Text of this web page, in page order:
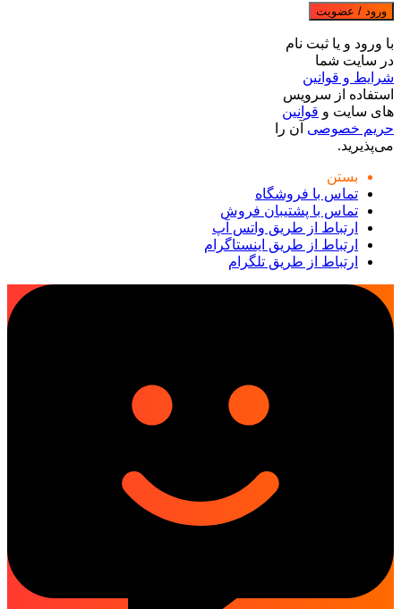
ورود / عضویت
با ورود و یا ثبت نام
در سایت شما
شرایط و قوانین
استفاده از سرویس
های سایت و قوانین
حریم خصوصی آن را
می‌پذیرید.
بستن
تماس با فروشگاه
تماس با پشتیبان فروش
ارتباط از طریق واتس آپ
ارتباط از طریق اینستاگرام
ارتباط از طریق تلگرام